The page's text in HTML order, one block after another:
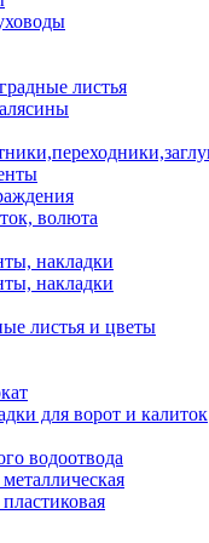
листья
волюта
накладки
накладки
листья и цветы
для ворот и калиток
водоотвода